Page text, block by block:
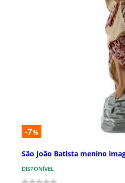
-7%
São João Batista menino
DISPONÍVEL